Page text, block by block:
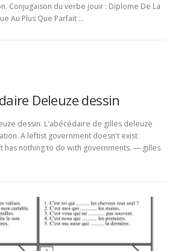
Conjugaison du verbe jouir : Diplome De La
Au Plus Que Parfait …
Deleuze dessin
dessin. L'abécédaire de gilles deleuze
A leftist government doesn't exist
has nothing to do with governments. ― gilles